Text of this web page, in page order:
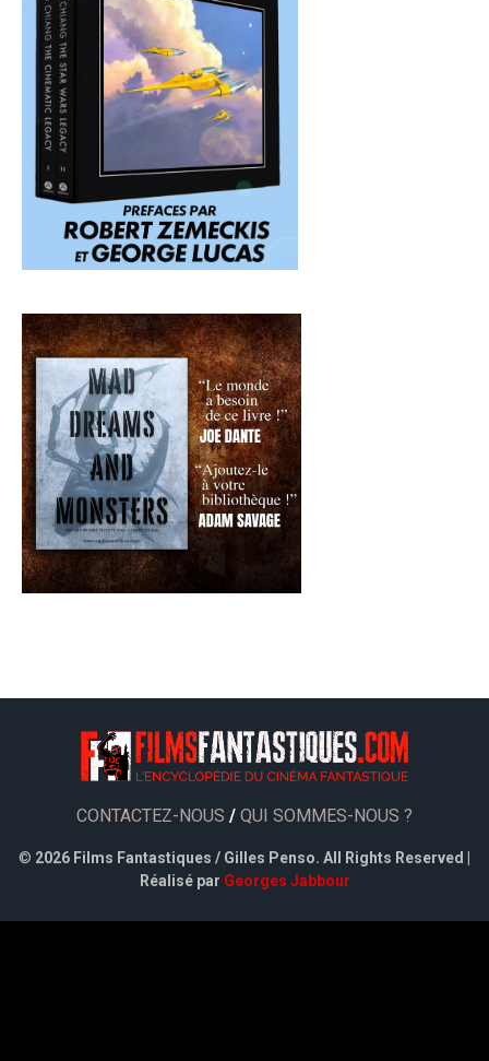
CONTACTEZ-NOUS / QUI SOMMES-NOUS ?
© 2026 Films Fantastiques / Gilles Penso. All Rights Reserved |
Réalisé par Georges Jabbour